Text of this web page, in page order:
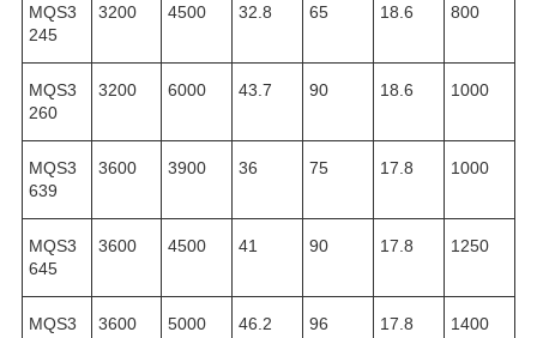
MQS3
245
3200 4500 32.8 65 18.6 800
MQS3
260
3200 6000 43.7 90 18.6 1000
MQS3
639
3600 3900 36 75 17.8 1000
MQS3
645
3600 4500 41 90 17.8 1250
MQS3
3600 5000 46.2 96 17.8 1400